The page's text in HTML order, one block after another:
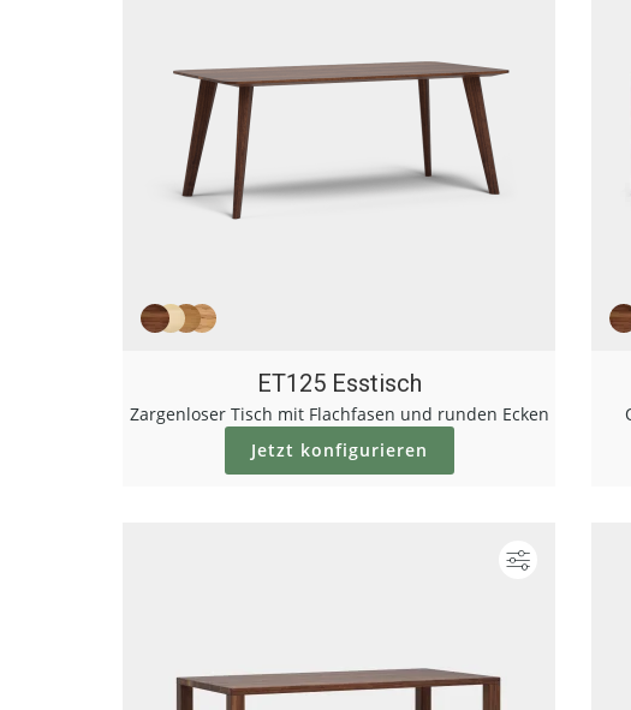
ET125 Esstisch
Zargenloser Tisch mit Flachfasen und runden Ecken
Jetzt konfigurieren